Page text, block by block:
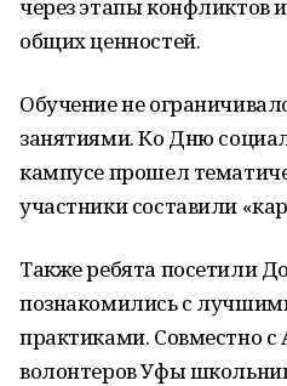
через этапы конфликтов
общих ценностей.
Обучение не
занятиями. Ко Дню
кампусе прошел
участники составили
Также ребята посетили
познакомились с
практиками. Совместно с
волонтеров Уфы